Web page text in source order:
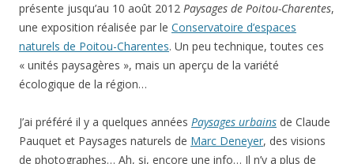
présente jusqu’au 10 août 2012 Paysages de Poitou-Charentes,
une exposition réalisée par le Conservatoire d’espaces
naturels de Poitou-Charentes. Un peu technique, toutes ces
« unités paysagères », mais un aperçu de la variété
écologique de la région…
J’ai préféré il y a quelques années Paysages urbains de Claude
Pauquet et Paysages naturels de Marc Deneyer, des visions
de photographes… Ah, si, encore une info… Il n’y a plus de